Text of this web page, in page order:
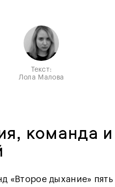
Текст:
Лола Малова
команда
«Второе дыхание»